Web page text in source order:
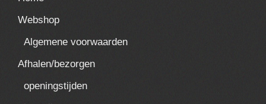
Webshop
Algemene voorwaarden
Afhalen/bezorgen
openingstijden